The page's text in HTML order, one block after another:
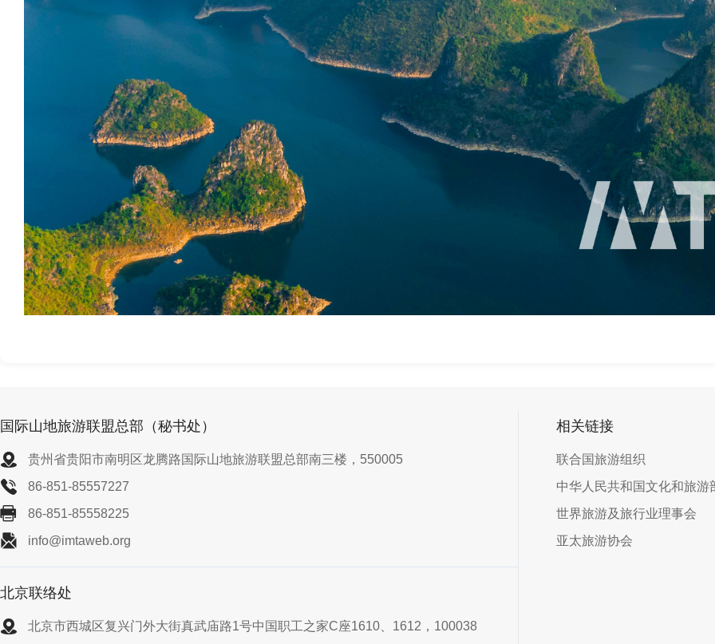
国际山地旅游联盟总部（秘书处）
贵州省贵阳市南明区龙腾路国际山地旅游联盟总部南三楼，550005
86-851-85557227
86-851-85558225
info@imtaweb.org
北京联络处
北京市西城区复兴门外大街真武庙路1号中国职工之家C座1610、1612，100038
相关链接
联合国旅游组织
中华人民共和国文化和旅游
世界旅游及旅行业理事会
亚太旅游协会